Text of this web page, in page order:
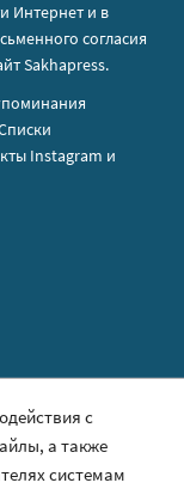
Интернет и в
согласия
Sakhapress.
Instagram и
с
а также
системам